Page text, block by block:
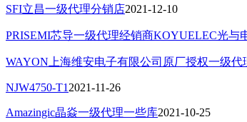
SFI立昌一级代理分销店2021-12-10
PRISEMI芯导一级代理经销商KOYUELEC光与
WAYON上海维安电子有限公司原厂授权一级
NJW4750-T1 2021-11-26
Amazingic晶焱一级代理一些库2021-10-25